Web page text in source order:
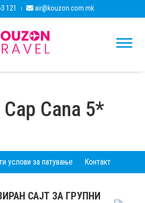
121 air@kouzon.com.mk
Cana 5*
услови за патување Контакт
САЈТ ЗА ГРУПНИ